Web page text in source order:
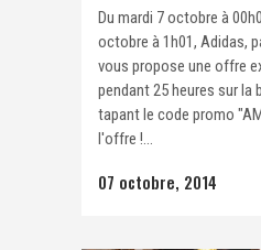
Du mardi 7 octobre à
octobre à 1h01, Adidas,
vous propose une offre
pendant 25 heures sur la
tapant le code promo
l'offre !...
07 octobre, 2014